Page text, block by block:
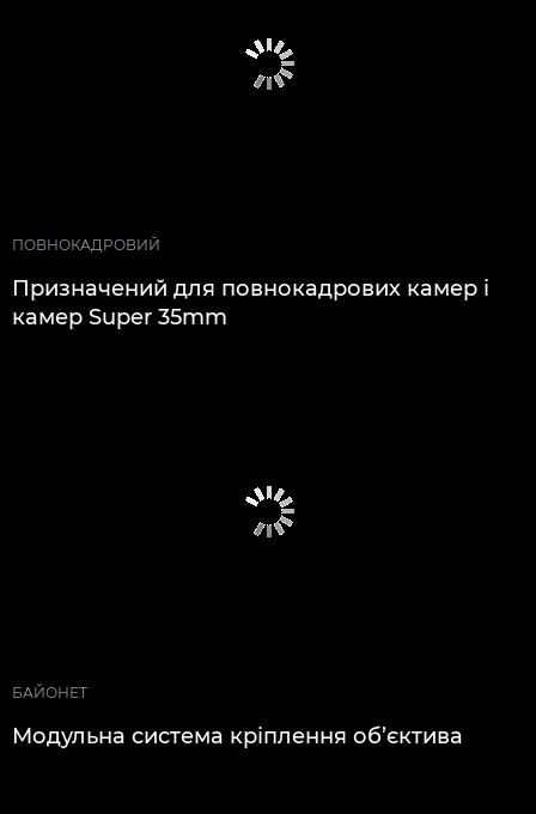
ПОВНОКАДРОВИЙ
Призначений для повнокадрових камер і
камер Super 35mm
БАЙОНЕТ
Модульна система кріплення об’єктива